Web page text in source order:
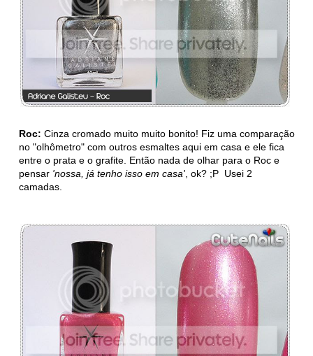
Roc:Cinza cromado muito muito bonito! Fiz uma comparação
no "olhômetro" com outros esmaltes aqui em casa e ele fica
entre o prata e o grafite. Então nada de olhar para o Roc e
pensar 'nossa, já tenho isso em casa' , ok? ;P Usei 2
camadas.